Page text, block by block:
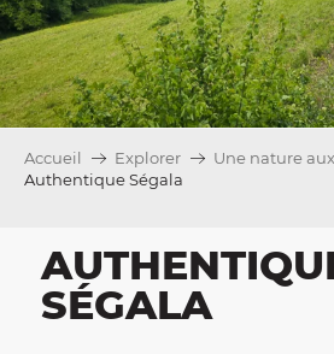
Accueil Explorer
Une nature
Authentique Ségala
SÉGALA